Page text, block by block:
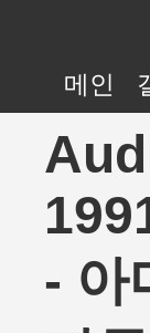
메인
- 아